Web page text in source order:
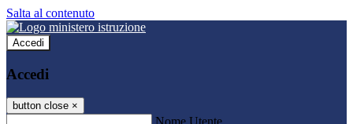
Salta al contenuto
Accedi
Accedi
button close ×